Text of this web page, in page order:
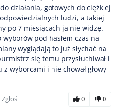
działania, gotowych do ciężkiej
ludzi, a takiej
po 7 miesiącach ja nie widzę.
wyborów pod hasłem czas na
wyglądają to już słychać na
się temu przysłuchiwał i
z wyborcami i nie chował głowy
Zgłoś 0 0